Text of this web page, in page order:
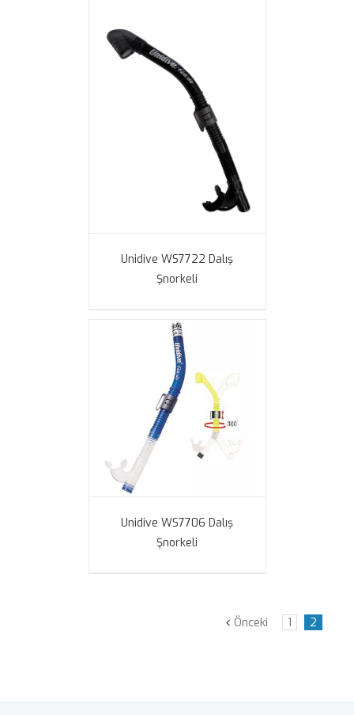
Unidive WS7722 Dalış
Şnorkeli
Unidive WS7706 Dalış
Şnorkeli
Önceki 1 2